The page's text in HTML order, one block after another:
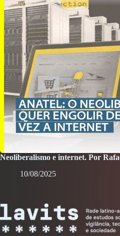
Neoliberalismo e internet. Por
10/08/2025